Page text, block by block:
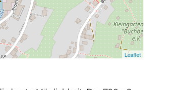
Leaflet